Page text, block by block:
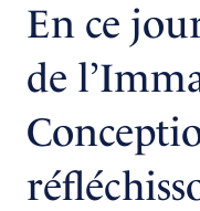
En ce
de